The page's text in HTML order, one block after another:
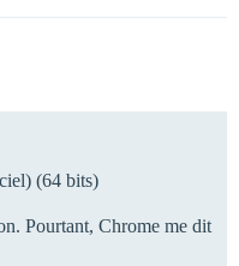
(64 bits)
Pourtant, Chrome me dit